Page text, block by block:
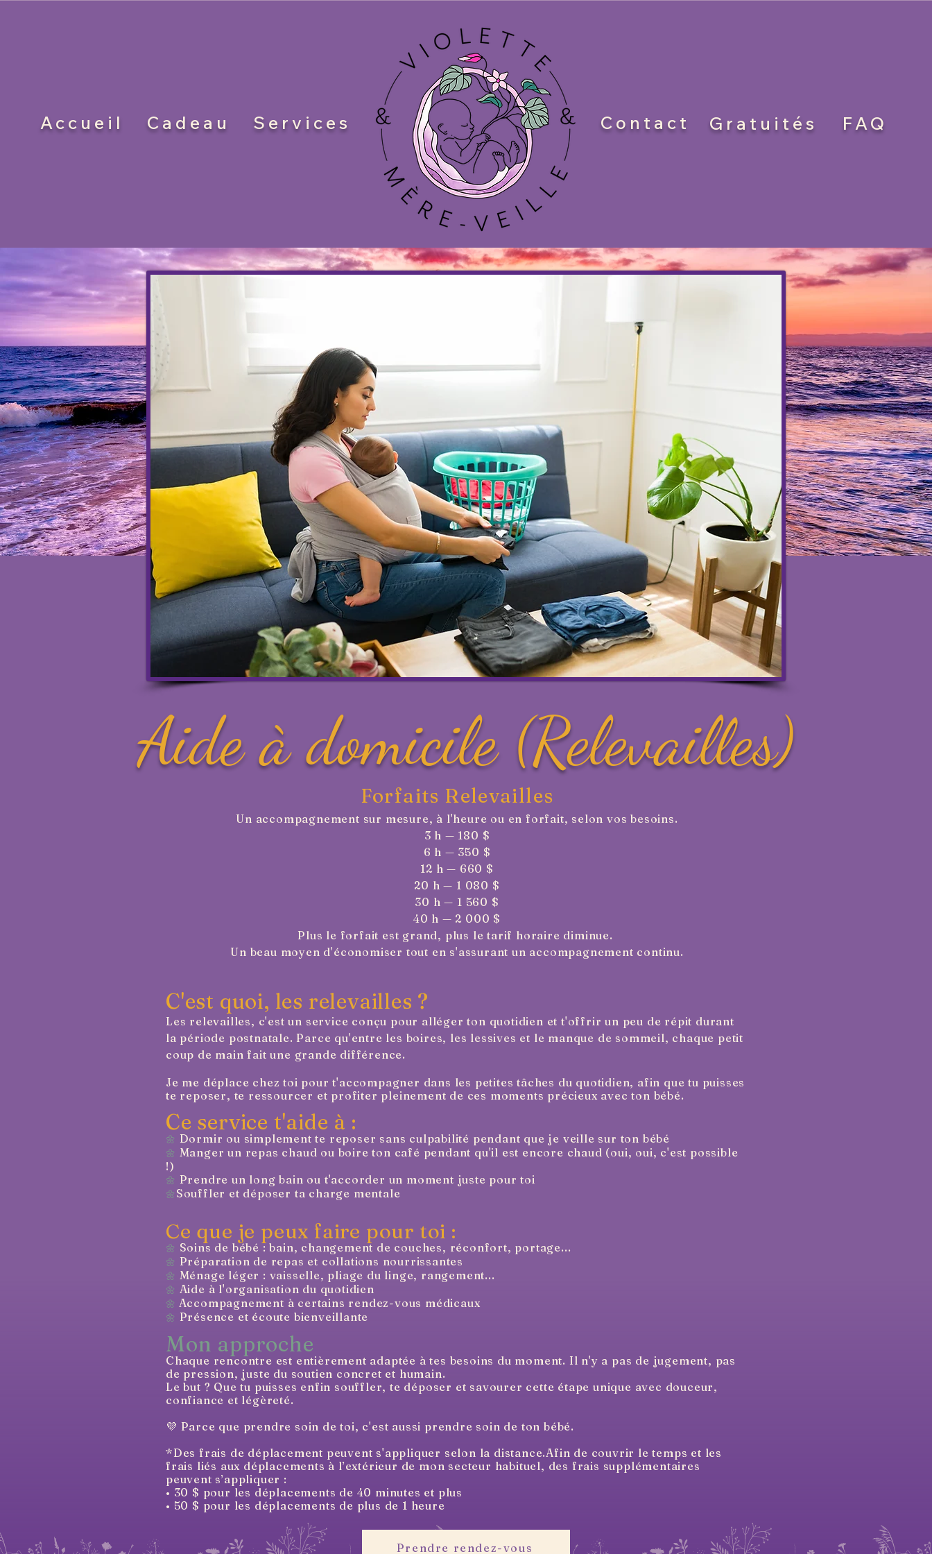
Accueil Cadeau Services Contact Gratuités FAQ
Aide à domicile (Relevailles)
Forfaits Relevailles
Un accompagnement sur mesure, à l'heure ou en forfait, selon vos besoins.
3 h — 180 $
6 h — 350 $
12 h — 660 $
20 h — 1 080 $
30 h — 1 560 $
40 h — 2 000 $
Plus le forfait est grand, plus le tarif horaire diminue.
Un beau moyen d'économiser tout en s'assurant un accompagnement continu.
C'est quoi, les relevailles ?
Les relevailles, c'est un service conçu pour alléger ton quotidien et t'offrir un peu de répit durant
la période postnatale. Parce qu'entre les boires, les lessives et le manque de sommeil, chaque petit
coup de main fait une grande différence.
Je me déplace chez toi pour t'accompagner dans les petites tâches du quotidien, afin que tu puisses
te reposer, te ressourcer et profiter pleinement de ces moments précieux avec ton bébé.
Ce service t'aide à :
🌼 Dormir ou simplement te reposer sans culpabilité pendant que je veille sur ton bébé
🌼 Manger un repas chaud ou boire ton café pendant qu'il est encore chaud (oui, oui, c'est possible
!)
🌼 Prendre un long bain ou t'accorder un moment juste pour toi
🌼 Souffler et déposer ta charge mentale
Ce que je peux faire pour toi :
🌼 Soins de bébé : bain, changement de couches, réconfort, portage...
🌼 Préparation de repas et collations nourrissantes
🌼 Ménage léger : vaisselle, pliage du linge, rangement...
🌼 Aide à l'organisation du quotidien
🌼 Accompagnement à certains rendez-vous médicaux
🌼 Présence et écoute bienveillante
Mon approche
Chaque rencontre est entièrement adaptée à tes besoins du moment. Il n'y a pas de jugement, pas
de pression, juste du soutien concret et humain.
Le but ? Que tu puisses enfin souffler, te déposer et savourer cette étape unique avec douceur,
confiance et légèreté.
💜 Parce que prendre soin de toi, c'est aussi prendre soin de ton bébé.
*Des frais de déplacement peuvent s'appliquer selon la distance.Afin de couvrir le temps et les
frais liés aux déplacements à l’extérieur de mon secteur habituel, des frais supplémentaires
peuvent s’appliquer :
• 30 $ pour les déplacements de 40 minutes et plus
• 50 $ pour les déplacements de plus de 1 heure
Prendre rendez-vous